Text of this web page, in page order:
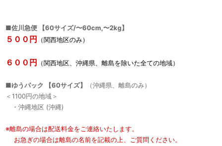
■佐川急便 【60サイズ/〜60cm,〜2kg】
５００円 （関西地区のみ）
６００円 （関西地区、沖縄県、離島を除いた全ての地域）
■ゆうパック 【60サイズ】
（沖縄県、離島のみ）
＜1100円の地域＞
・沖縄地区 (沖縄)
※離島の場合は配送料金をご連絡いたします。
お急ぎの場合は離島の名前を記載の上、ご質問ください。